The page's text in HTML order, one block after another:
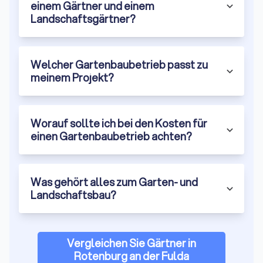
Neuanlage kompletter Gärten
Die Neuanlage eines Gartens umfasst die komplette
Verwandlung einer leeren Fläche in einen lebendigen,
nutzbaren Garten: modellierte Höhen, definierte
Aufenthaltsbereiche, harmonisch aufeinander abgestimmte
zuverlässig funktionieren lässt.
Ideal für:Neubauten oder komplette Umgestaltungen.
Notdienst bei Sturmschäden
Ein Gartenbau-Notdienst sichert gefährdete Bäume, entfernt
Unwetter treffen Regionen unterschiedlich. Ein
Gartenbaubetrieb aus Rotenburg an der Fulda kennt typische
einem Gärtner und einem
Landschaftsgärtner?
Welcher Gartenbaubetrieb passt zu
meinem Projekt?
Worauf sollte ich bei den Kosten für
einen Gartenbaubetrieb achten?
Was gehört alles zum Garten- und
Landschaftsbau?
Vergleichen Sie Gärtner in
Rotenburg an der Fulda